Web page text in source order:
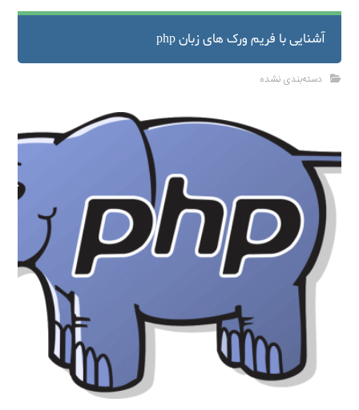
آشنایی با فریم ورک های زبان php
دسته‌بندی نشده